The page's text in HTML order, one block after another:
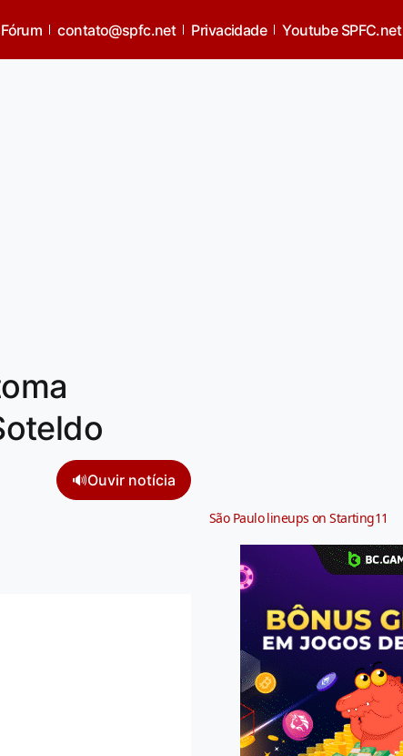
Fórum contato@spfc.net Privacidade Youtube SPFC.net
🔊Ouvir notícia
São Paulo lineups on Starting11